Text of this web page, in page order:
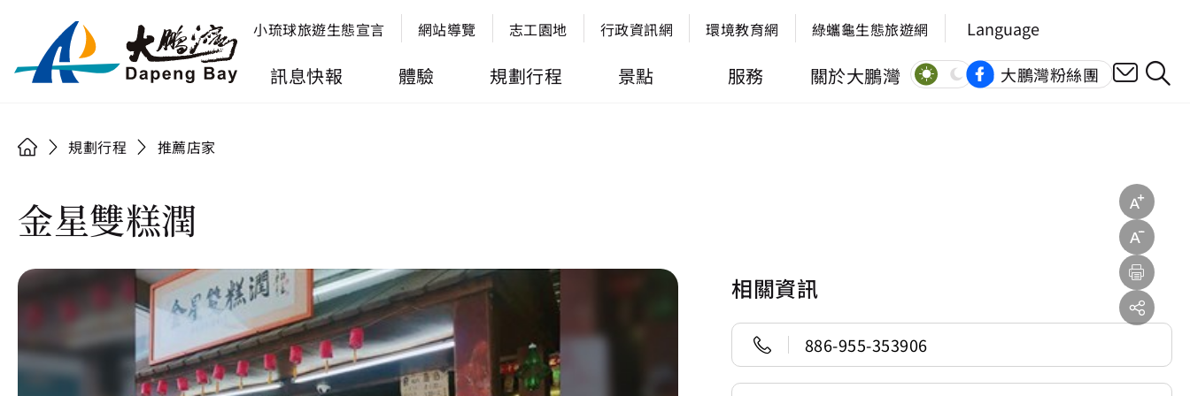
小琉球旅遊生態宣言 網站導覽 志工園地 行政資訊網 環境教育網 綠蠵龜生態旅遊網 Language
訊息快報 體驗 規劃行程 景點 服務 關於大鵬灣 大鵬灣粉絲團
規劃行程 推薦店家
金星雙糕潤
相關資訊
886-955-353906